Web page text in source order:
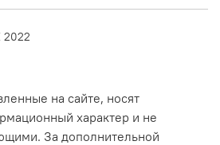
2022
на сайте, носят
характер и не
За дополнительной